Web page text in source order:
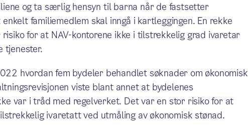
og ta særlig hensyn til barna når de fastsetter
familiemedlem skal inngå i kartleggingen. En rekke
for at NAV-kontorene ikke i tilstrekkelig grad ivaretar
tjenester.
hvordan fem bydeler behandlet søknader om økonomisk
viste blant annet at bydelenes
var i tråd med regelverket. Det var en stor risiko for at
ivaretatt ved utmåling av økonomisk stønad.